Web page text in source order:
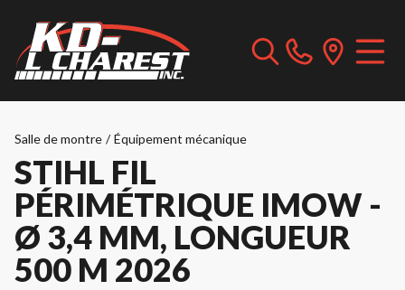
Salle de montre / Équipement mécanique
STIHL FIL
PÉRIMÉTRIQUE IMOW -
Ø 3,4 MM, LONGUEUR
500 M 2026